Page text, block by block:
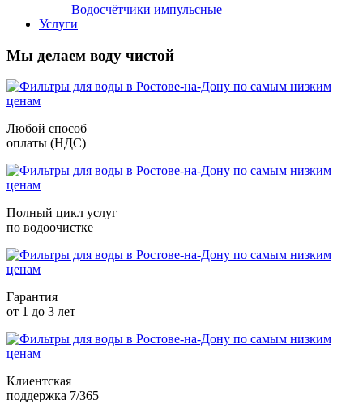
Водосчётчики импульсные
Услуги
Мы делаем воду чистой
Любой способ
оплаты (НДС)
Полный цикл услуг
по водоочистке
Гарантия
от 1 до 3 лет
Клиентская
поддержка 7/365